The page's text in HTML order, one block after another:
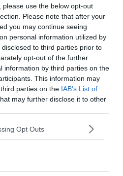
use the below opt-out
Please note that after your
you may continue seeing
personal information utilized by
to third parties prior to
opt-out of the further
information by third parties on the
This information may
parties on the IAB’s List of
may further disclose it to other
Opt Outs
generale di Banca Valdichiana
sia un accordo importante, che noi
perché arricchisce e completa
finanziamenti, consulenze e servizi
può offrire, sia perché rappresenta
tra Bcc, movimento e
, Enrico Duranti, ha
la collaborazione tra banche
grazie a questa struttura centrale
anche di dimensione grande
al settore agroalimentare,
si conferma però il settore più in
Fabianelli, presidente di
– di sottoscrivere questo accordo e di